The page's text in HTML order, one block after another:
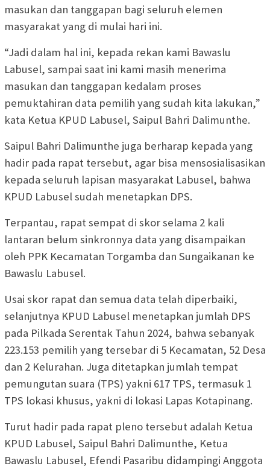
masukan dan tanggapan bagi seluruh elemen
masyarakat yang di mulai hari ini.
“Jadi dalam hal ini, kepada rekan kami Bawaslu
Labusel, sampai saat ini kami masih menerima
masukan dan tanggapan kedalam proses
pemuktahiran data pemilih yang sudah kita lakukan,”
kata Ketua KPUD Labusel, Saipul Bahri Dalimunthe.
Saipul Bahri Dalimunthe juga berharap kepada yang
hadir pada rapat tersebut, agar bisa mensosialisasikan
kepada seluruh lapisan masyarakat Labusel, bahwa
KPUD Labusel sudah menetapkan DPS.
Terpantau, rapat sempat di skor selama 2 kali
lantaran belum sinkronnya data yang disampaikan
oleh PPK Kecamatan Torgamba dan Sungaikanan ke
Bawaslu Labusel.
Usai skor rapat dan semua data telah diperbaiki,
selanjutnya KPUD Labusel menetapkan jumlah DPS
pada Pilkada Serentak Tahun 2024, bahwa sebanyak
223.153 pemilih yang tersebar di 5 Kecamatan, 52 Desa
dan 2 Kelurahan. Juga ditetapkan jumlah tempat
pemungutan suara (TPS) yakni 617 TPS, termasuk 1
TPS lokasi khusus, yakni di lokasi Lapas Kotapinang.
Turut hadir pada rapat pleno tersebut adalah Ketua
KPUD Labusel, Saipul Bahri Dalimunthe, Ketua
Bawaslu Labusel, Efendi Pasaribu didampingi Anggota